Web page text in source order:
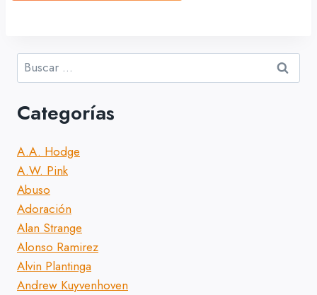
Buscar:
Categorías
A.A. Hodge
A.W. Pink
Abuso
Adoración
Alan Strange
Alonso Ramirez
Alvin Plantinga
Andrew Kuyvenhoven